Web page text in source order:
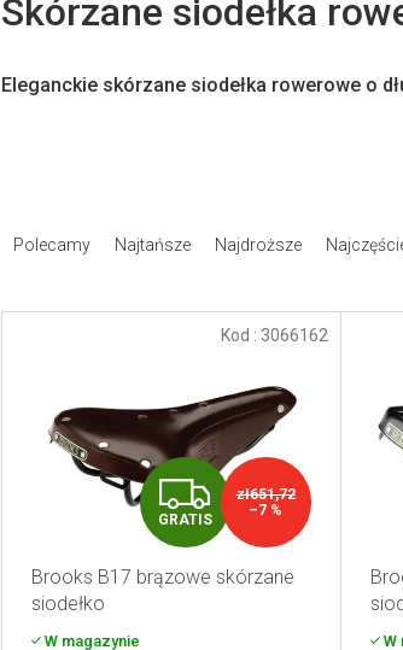
Skórzane siodełka
Eleganckie skórzane siodełka rowerowe o
o
t
Polecamy Najtańsze Najdroższe
G
R
A
GRATIS
zł651,72
–7 %
Brooks B17 brązowe skórzane
siodełko
W magazynie
Kod : 3066162
W